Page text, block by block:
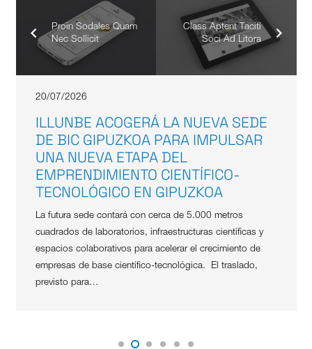
Proin Sodales Quam
Nec Sollicit
Class Aptent Taciti
Soci Ad Litora
20/07/2026
ILLUNBE ACOGERÁ LA NUEVA SEDE
DE BIC GIPUZKOA PARA IMPULSAR
UNA NUEVA ETAPA DEL
EMPRENDIMIENTO CIENTÍFICO-
TECNOLÓGICO EN GIPUZKOA
La futura sede contará con cerca de 5.000 metros
cuadrados de laboratorios, infraestructuras científicas y
espacios colaborativos para acelerar el crecimiento de
empresas de base científico-tecnológica. El traslado,
previsto para…